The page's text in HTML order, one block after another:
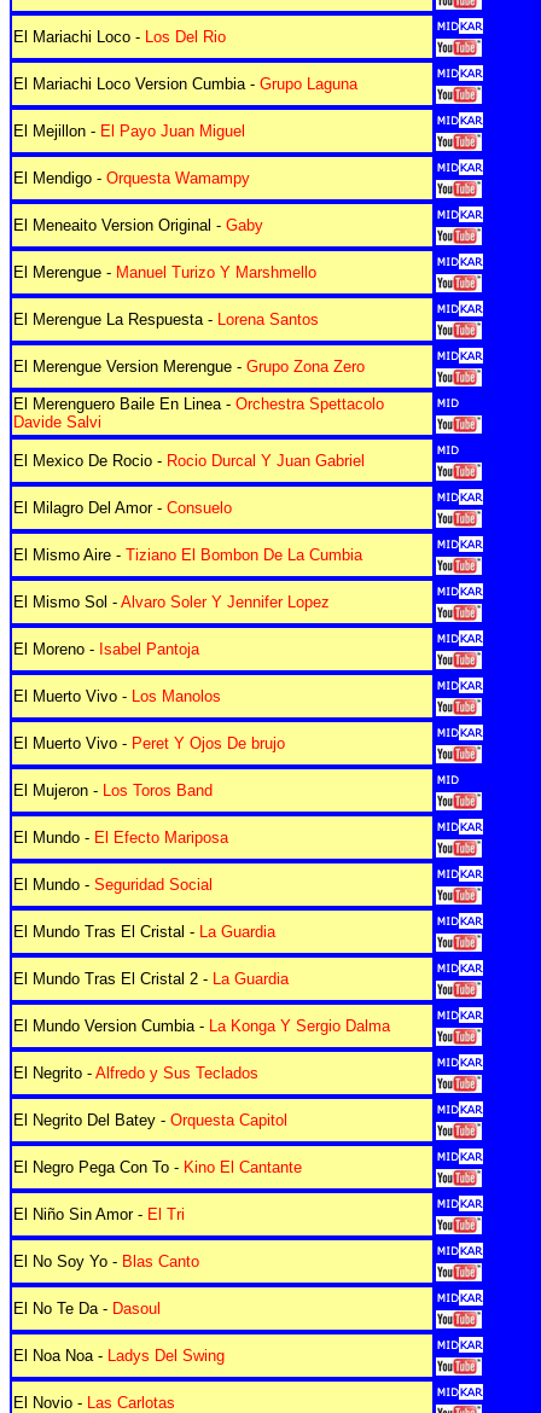
El Mariachi Loco - Los Del Rio
El Mariachi Loco Version Cumbia - Grupo Laguna
El Mejillon - El Payo Juan Miguel
El Mendigo - Orquesta Wamampy
El Meneaito Version Original - Gaby
El Merengue - Manuel Turizo Y Marshmello
El Merengue La Respuesta - Lorena Santos
El Merengue Version Merengue - Grupo Zona Zero
El Merenguero Baile En Linea - Orchestra Spettacolo
Davide Salvi
El Mexico De Rocio - Rocio Durcal Y Juan Gabriel
El Milagro Del Amor - Consuelo
El Mismo Aire - Tiziano El Bombon De La Cumbia
El Mismo Sol - Alvaro Soler Y Jennifer Lopez
El Moreno - Isabel Pantoja
El Muerto Vivo - Los Manolos
El Muerto Vivo - Peret Y Ojos De brujo
El Mujeron - Los Toros Band
El Mundo - El Efecto Mariposa
El Mundo - Seguridad Social
El Mundo Tras El Cristal - La Guardia
El Mundo Tras El Cristal 2 - La Guardia
El Mundo Version Cumbia - La Konga Y Sergio Dalma
El Negrito - Alfredo y Sus Teclados
El Negrito Del Batey - Orquesta Capitol
El Negro Pega Con To - Kino El Cantante
El Niño Sin Amor - El Tri
El No Soy Yo - Blas Canto
El No Te Da - Dasoul
El Noa Noa - Ladys Del Swing
El Novio - Las Carlotas